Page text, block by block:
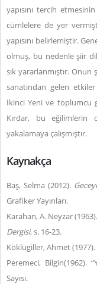
yapısını tercih
cümlelere de yer
yapısını belirlemiştir.
olmuş, bu nedenle şiir
sık yararlanmıştır.
sanatından gelen
İkinci Yeni ve toplumcu
Kırdar, bu eğilimlerin
yakalamaya çalışmıştır.
Kaynakça
Baş, Selma (2012).
Grafiker Yayınları.
Karahan, A. Neyzar
Dergisi, s. 16-23.
Köklügiller, Ahmet (1977).
Peremeci, Bilgin(1962).
Sayısı.